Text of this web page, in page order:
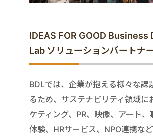
IDEAS FOR GOOD Business
Lab ソリューションパートナ
BDLでは、企業が抱える様々な課
るため、サステナビリティ領域に
ケティング、PR、映像、アート、
体験、HRサービス、NPO連携な